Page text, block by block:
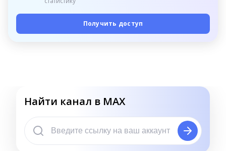
Получить доступ
Найти канал в MAX